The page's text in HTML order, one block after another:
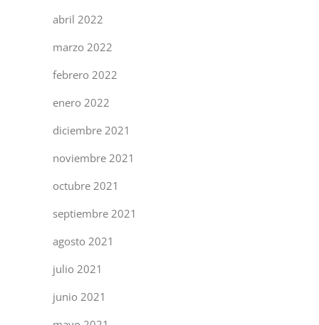
abril 2022
marzo 2022
febrero 2022
enero 2022
diciembre 2021
noviembre 2021
octubre 2021
septiembre 2021
agosto 2021
julio 2021
junio 2021